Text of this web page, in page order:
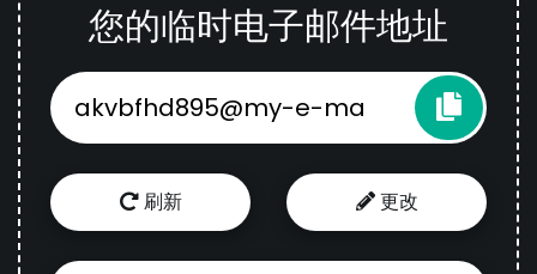
您的临时电子邮件地址
刷新 更改